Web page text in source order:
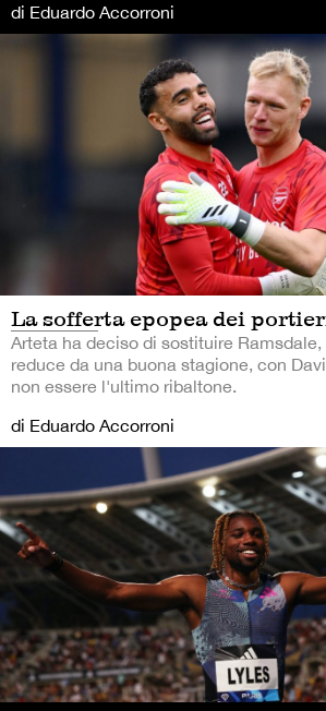
di Eduardo Accorroni
La sofferta epopea dei
Arteta ha deciso di sostituire
reduce da una buona stagione, con
non essere l'ultimo ribaltone.
di Eduardo Accorroni